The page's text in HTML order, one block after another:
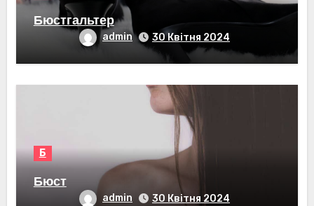
Бюстгальтер
admin 30 Квітня 2024
Б
Бюст
admin 30 Квітня 2024